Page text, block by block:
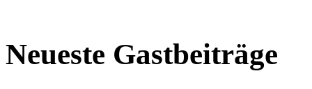
Neueste Gastbeiträge